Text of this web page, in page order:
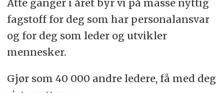
Åtte ganger i året byr vi på masse nyttig
fagstoff for deg som har personalansvar
og for deg som leder og utvikler
mennesker.
Gjør som 40 000 andre ledere, få med deg